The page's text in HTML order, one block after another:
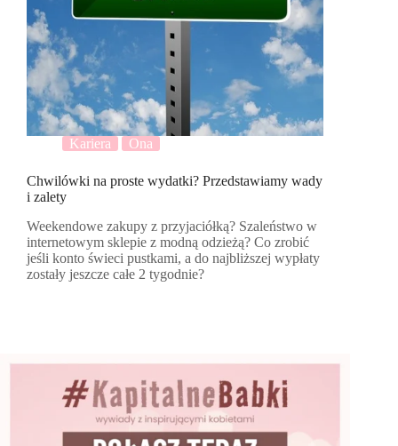
Kariera Ona
Chwilówki na proste wydatki? Przedstawiamy wady
i zalety
Weekendowe zakupy z przyjaciółką? Szaleństwo w
internetowym sklepie z modną odzieżą? Co zrobić
jeśli konto świeci pustkami, a do najbliższej wypłaty
zostały jeszcze całe 2 tygodnie?